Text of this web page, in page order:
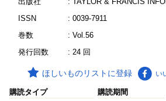
ISSN
: 0039-7911
巻数
: Vol.56
発行回数
: 24 回
ほしいものリストに登録 い
購読タイプ 購読期間